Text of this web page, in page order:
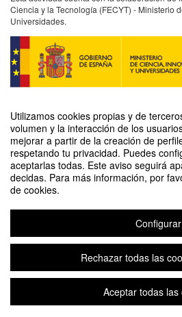
Utilizamos cookies propias y de
volumen y la interacción de los
mejorar a partir de la creación de
respetando tu privacidad. Puedes
aceptarlas todas. Este aviso seguirá
decidas. Para más información, por
de cookies.
Configurar
Rechazar todas las
Aceptar todas las
Ciencia y la Tecnología (FECYT) - Ministerio
Universidades.
Un viaje colaborativo por la gastronomía: en
Organizado por Unidad de Cultura
Aviso legal|Contacto
Plataforma de